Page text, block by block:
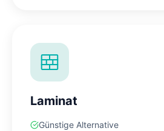
Laminat
Günstige Alternative